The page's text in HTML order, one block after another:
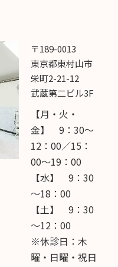
〒189-0013
東京都東村山市
栄町2-21-12
武蔵第二ビル3F
【月・火・
金】 9：30～
12：00／15：
00～19：00
【水】 9：30
～18：00
【土】 9：30
～12：00
※休診日：木
曜・日曜・祝日